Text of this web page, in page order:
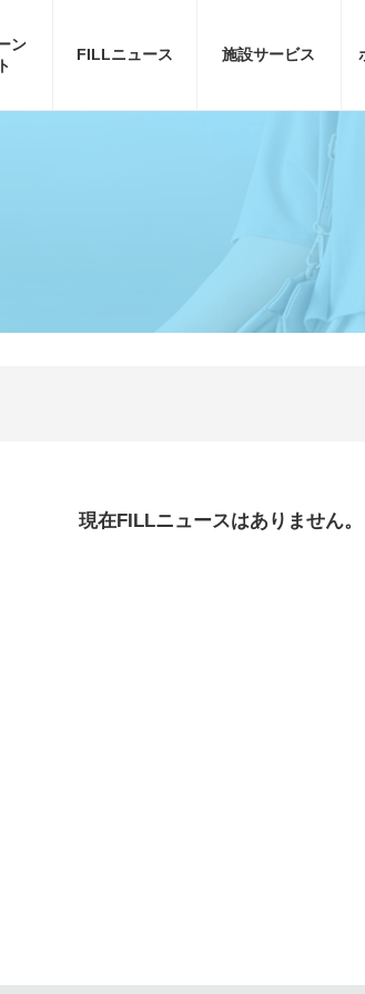
ン
FILLニュース 施設サービス
現在FILLニュースはありません。